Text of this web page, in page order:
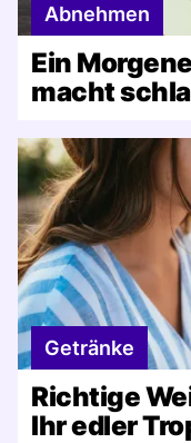
Abnehmen
Ein
macht
Getränke
Richtige
Ihr edler